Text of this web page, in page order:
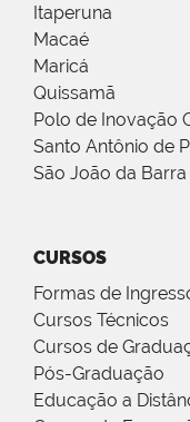
Itaperuna
Macaé
Maricá
Quissamã
Polo de Inovação
Santo Antônio de
São João da Barra
CURSOS
Formas de
Cursos Técnicos
Cursos de
Pós-Graduação
Educação a